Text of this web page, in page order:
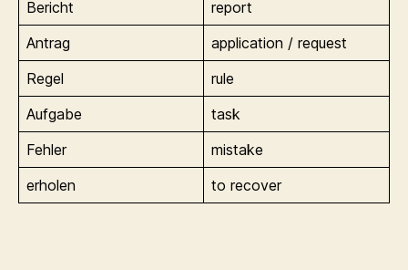
Bericht
report
Antrag
application / request
Regel
rule
Aufgabe
task
Fehler
mistake
erholen
to recover